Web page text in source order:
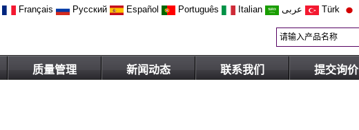
Français Русский Español Português Italian عربى Türk
质量管理 新闻动态 联系我们 提交询价